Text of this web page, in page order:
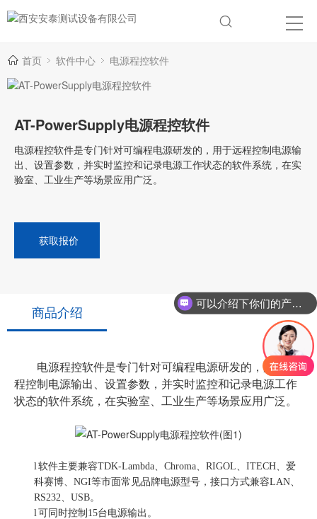
首页 软件中心 电源程控软件
AT-PowerSupply电源程控软件
电源程控软件是专门针对可编程电源研发的，用于远程控制电源输
出、设置参数，并实时监控和记录电源工作状态的软件系统，在实
验室、工业生产等场景应用广泛。
获取报价
商品介绍
电源程控软件是专门针对可编程电源研发的，用于远
程控制电源输出、设置参数，并实时监控和记录电源工作
状态的软件系统，在实验室、工业生产等场景应用广泛。
l软件主要兼容TDK-Lambda、Chroma、RIGOL、ITECH、爱
科赛博、NGI等市面常见品牌电源型号，接口方式兼容LAN、
RS232、USB。
l可同时控制 15台电源输出。
可以介绍下你们的产品么？